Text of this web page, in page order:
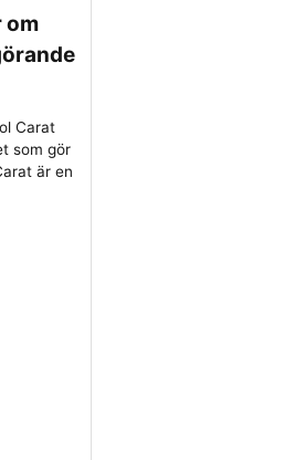
om
Carat
som gör
är en